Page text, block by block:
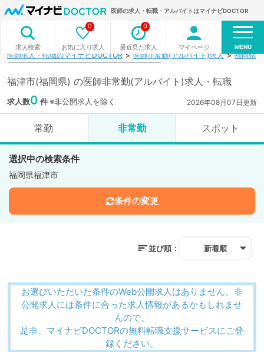
医師の求人・転職・アルバイトはマイナビDOCTOR
求人検索 お気に入り求人
0
最近見た求人
0
マイページ MENU
医師求人・転職のマイナビDOCTOR 医師非常勤(アルバイト)求人 福岡県
福津市(福岡県) の医師非常勤(アルバイト)求人・転職
求人数0 件※非公開求人を除く 2026年08月07日更新
常勤 非常勤 スポット
選択中の検索条件
福岡県福津市
条件の変更
並び順： 新着順
お選びいただいた条件のWeb公開求人はありません。非
公開求人には条件に合った求人情報があるかもしれませ
んので、
是非、マイナビDOCTORの無料転職支援サービスにご登
録ください。